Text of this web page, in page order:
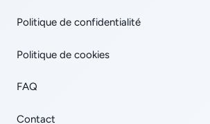
Politique de confidentialité
Politique de cookies
FAQ
Contact